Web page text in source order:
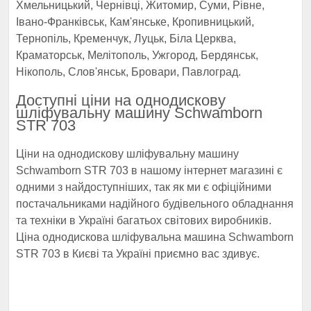
Хмельницький, Чернівці, Житомир, Суми, Рівне,
Івано-Франківськ, Кам'янське, Кропивницький,
Тернопіль, Кременчук, Луцьк, Біла Церква,
Краматорськ, Мелітополь, Ужгород, Бердянськ,
Нікополь, Слов'янськ, Бровари, Павлоград.
Доступні ціни на однодискову
шліфувальну машину Schwamborn
STR 703
Ціни на однодискову шліфувальну машину
Schwamborn STR 703 в нашому інтернет магазині є
одними з найдоступніших, так як ми є офіційними
постачальниками надійного будівельного обладнання
та техніки в Україні багатьох світових виробників.
Ціна однодискова шліфувальна машина Schwamborn
STR 703 в Києві та Україні приємно вас здивує.